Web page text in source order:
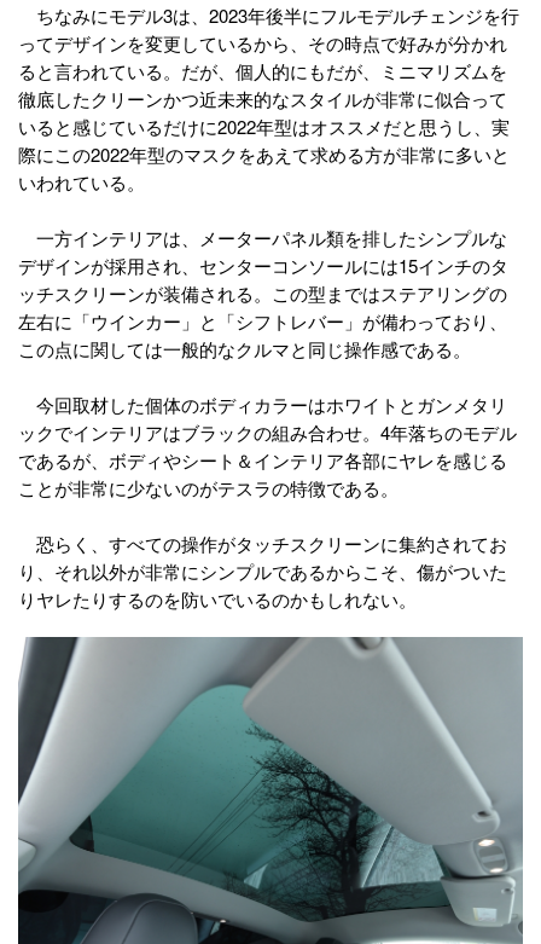
ちなみにモデル3は、2023年後半にフルモデルチェンジを行
ってデザインを変更しているから、その時点で好みが分かれ
ると言われている。だが、個人的にもだが、ミニマリズムを
徹底したクリーンかつ近未来的なスタイルが非常に似合って
いると感じているだけに2022年型はオススメだと思うし、実
際にこの2022年型のマスクをあえて求める方が非常に多いと
いわれている。
一方インテリアは、メーターパネル類を排したシンプルな
デザインが採用され、センターコンソールには15インチのタ
ッチスクリーンが装備される。この型まではステアリングの
左右に「ウインカー」と「シフトレバー」が備わっており、
この点に関しては一般的なクルマと同じ操作感である。
今回取材した個体のボディカラーはホワイトとガンメタリ
ックでインテリアはブラックの組み合わせ。4年落ちのモデル
であるが、ボディやシート＆インテリア各部にヤレを感じる
ことが非常に少ないのがテスラの特徴である。
恐らく、すべての操作がタッチスクリーンに集約されてお
り、それ以外が非常にシンプルであるからこそ、傷がついた
りヤレたりするのを防いでいるのかもしれない。